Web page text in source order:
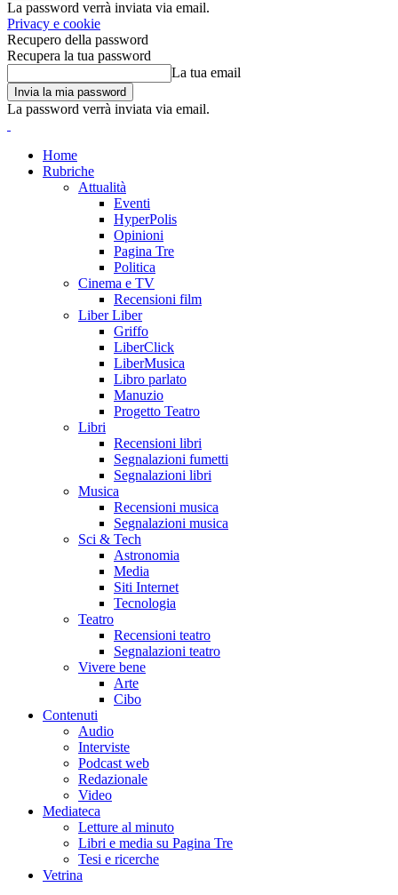
La password verrà inviata via email.
Privacy e cookie
Recupero della password
Recupera la tua password
La tua email
La password verrà inviata via email.
Home
Rubriche
Attualità
Eventi
HyperPolis
Opinioni
Pagina Tre
Politica
Cinema e TV
Recensioni film
Liber Liber
Griffo
LiberClick
LiberMusica
Libro parlato
Manuzio
Progetto Teatro
Libri
Recensioni libri
Segnalazioni fumetti
Segnalazioni libri
Musica
Recensioni musica
Segnalazioni musica
Sci & Tech
Astronomia
Media
Siti Internet
Tecnologia
Teatro
Recensioni teatro
Segnalazioni teatro
Vivere bene
Arte
Cibo
Contenuti
Audio
Interviste
Podcast web
Redazionale
Video
Mediateca
Letture al minuto
Libri e media su Pagina Tre
Tesi e ricerche
Vetrina